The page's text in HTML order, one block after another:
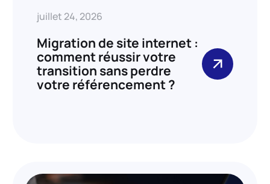
juillet 24, 2026
Migration de site internet :
comment réussir votre
transition sans perdre
votre référencement ?